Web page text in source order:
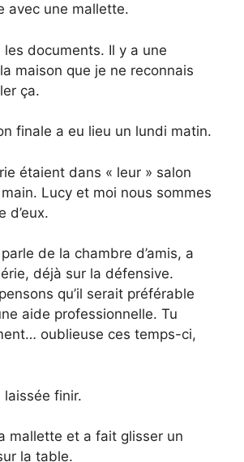
avec une mallette.
documents. Il y a une
maison que je ne reconnais
ça.
finale a eu lieu un lundi matin.
étaient dans « leur » salon
Lucy et moi nous sommes
d’eux.
de la chambre d’amis, a
déjà sur la défensive.
qu’il serait préférable
aide professionnelle. Tu
oublieuse ces temps-ci,
laissée finir.
mallette et a fait glisser un
la table.